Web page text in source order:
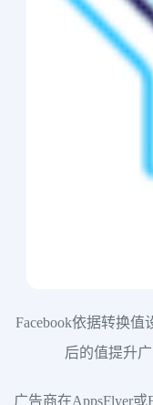
Facebook依据转换
后的值提升
广告商在AppsFlyer或